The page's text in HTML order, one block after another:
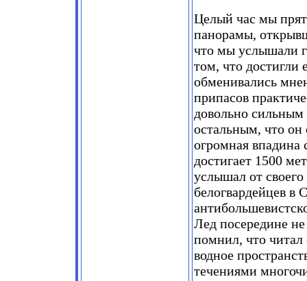
Целый час мы
панорамы,
что мы услышали
том, что достигли
обменивались
припасов
довольно
остальным, что он
огромная впадина
достигает 1500
услышал от
белогвардейцев
Лед посередине
помнил, что читал
водное
течениями